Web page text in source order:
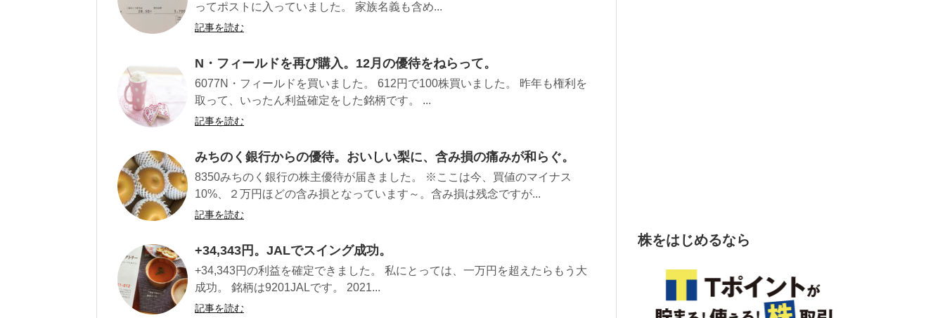
ってポストに入っていました。 家族名義も含め...
記事を読む
N・フィールドを再び購入。12月の優待をねらって。
6077N・フィールドを買いました。 612円で100株買いました。 昨年も権利を
取って、いったん利益確定をした銘柄です。 ...
記事を読む
みちのく銀行からの優待。おいしい梨に、含み損の痛みが和らぐ。
8350みちのく銀行の株主優待が届きました。 ※ここは今、買値のマイナス
10%、２万円ほどの含み損となっています～。含み損は残念ですが...
記事を読む
+34,343円。JALでスイング成功。
+34,343円の利益を確定できました。 私にとっては、一万円を超えたらもう大
成功。 銘柄は9201JALです。 2021...
記事を読む
株をはじめるなら